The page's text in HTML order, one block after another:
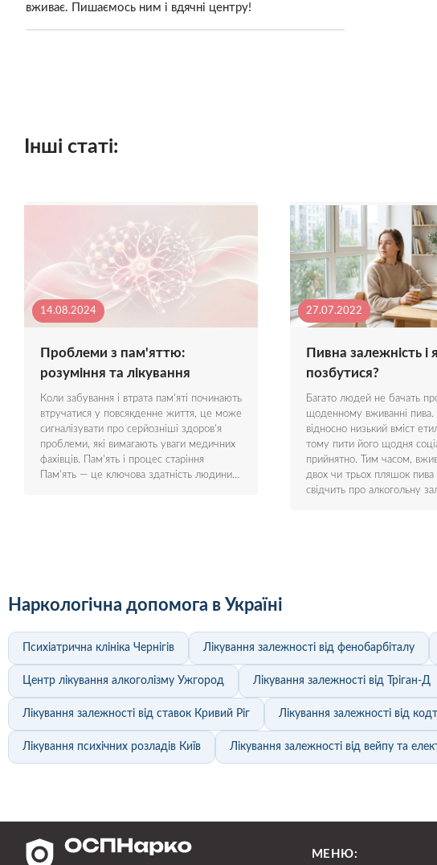
вживає. Пишаємось ним і вдячні центру!
Інші статі:
14.08.2024
Проблеми з пам'яттю:
розуміння та лікування
Коли забування і втрата пам'яті починають
втручатися у повсякденне життя, це може
сигналізувати про серйозніші здоров'я
проблеми, які вимагають уваги медичних
фахівців. Пам'ять і процес старіння
Пам'ять — це ключова здатність людини…
27.07.2022
Пивна залежність і
позбутися?
Багато людей не бачать
щоденному вживанні
відносно низький вміст
тому пити його щодня
прийнятно. Тим часом,
двох чи трьох пляшок пива
свідчить про алкогольну
Наркологічна допомога в Україні
Психіатрична клініка Чернігів Лікування залежності від фенобарбіталу
Центр лікування алкоголізму Ужгород Лікування залежності від Тріган-Д
Лікування залежності від ставок Кривий Ріг Лікування залежності від
Лікування психічних розладів Київ Лікування залежності від вейпу та
МЕНЮ: